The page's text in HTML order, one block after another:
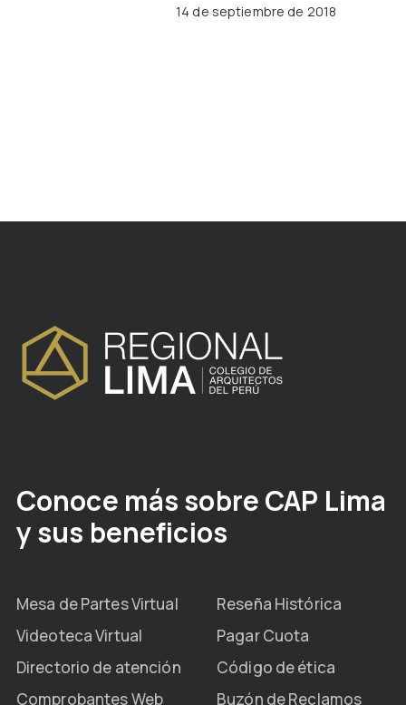
14 de septiembre de 2018
Conoce más sobre CAP Lima
y sus beneficios
Mesa de Partes Virtual
Reseña Histórica
Videoteca Virtual
Pagar Cuota
Directorio de atención
Código de ética
Comprobantes Web
Buzón de Reclamos